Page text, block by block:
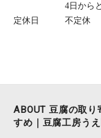
4日から
定休日
不定休
ABOUT 豆腐の取
すめ｜豆腐工房うえ